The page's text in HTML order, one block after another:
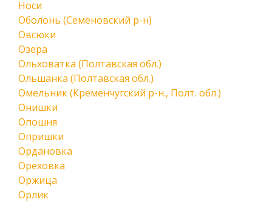
Носи
Оболонь (Семеновский р-н)
Овсюки
Озера
Ольховатка (Полтавская обл.)
Ольшанка (Полтавская обл.)
Омельник (Кременчугский р-н., Полт. обл.)
Онишки
Опошня
Опришки
Ордановка
Ореховка
Оржица
Орлик